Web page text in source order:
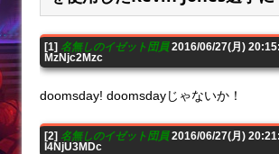
[1] 名無しのイゼット団員2016/06/27(月)
MzNjc2Mzc
doomsday! doomsdayじゃないか！
[2] 名無しのイゼット団員2016/06/27(月)
I4NjU3MDc